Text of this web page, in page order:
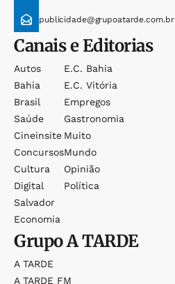
publicidade@grupoatarde.com.br
Canais e Editorias
Autos
Bahia
Brasil
Saúde
Cineinsite
Concursos
Cultura
Digital
Salvador
Economia
E.c. Bahia
E.c. Vitória
Empregos
Gastronomia
Muito
Mundo
Opinião
Política
GrupoA TARDE
A TARDE
A TARDE FM